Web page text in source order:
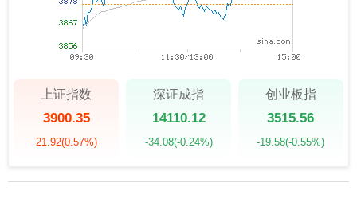
上证指数
3900.35
21.92(0.57%)
深证成指
14110.12
-34.08(-0.24%)
创业板指
3515.56
-19.58(-0.55%)